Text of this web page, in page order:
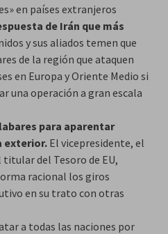
en países extranjeros
de Irán que más
y sus aliados temen que
de la región que ataquen
en Europa y Oriente Medio si
una operación a gran escala
para aparentar
exterior.El vicepresidente, el
del Tesoro de EU,
racional los giros
en su trato con otras
a todas las naciones por